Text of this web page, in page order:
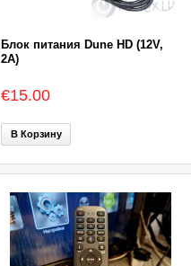
Блок питания Dune HD (12V,
2A)
€15.00
В Корзину